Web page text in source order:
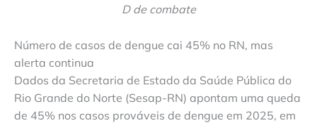
D de combate
Número de casos de dengue cai 45% no RN, mas
alerta continua
Dados da Secretaria de Estado da Saúde Pública do
Rio Grande do Norte (Sesap-RN) apontam uma queda
de 45% nos casos prováveis de dengue em 2025, em